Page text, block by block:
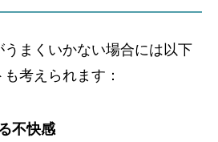
まくいかない場合には以下
考えられます：
不快感